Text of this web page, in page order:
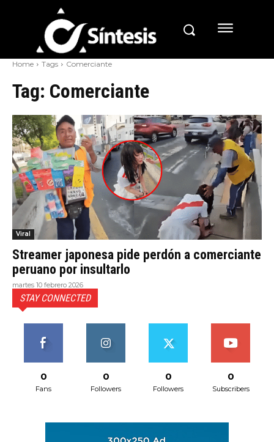
Home Tags Comerciante
Tag: Comerciante
Viral
Streamer japonesa pide perdón a comerciante
peruano por insultarlo
martes 10 febrero 2026
STAY CONNECTED
0
Fans
0
Followers
0
Followers
0
Subscribers